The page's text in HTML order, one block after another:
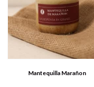
Mantequilla Marañon